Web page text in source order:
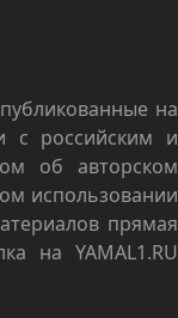
на
с российским и
об авторском
использовании
прямая
на YAMAL1.RU